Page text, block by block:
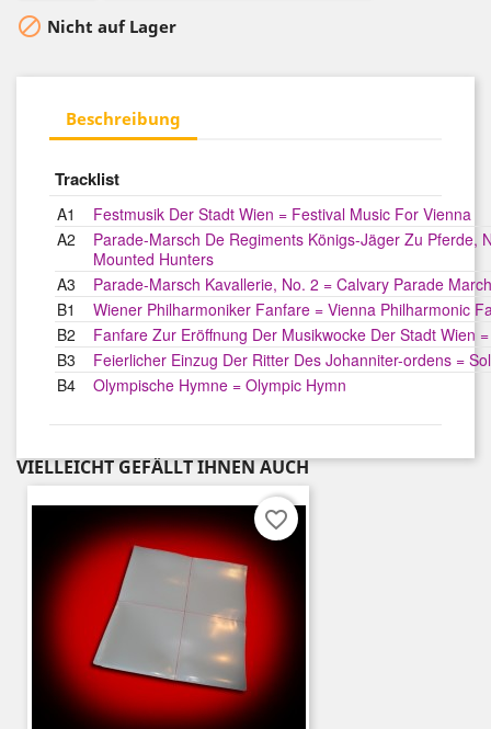
 Nicht auf Lager
Beschreibung
Tracklist
A1
Festmusik Der Stadt Wien = Festival Music For Vienna
A2
Parade-Marsch De Regiments Königs-Jäger Zu
Mounted Hunters
A3
Parade-Marsch Kavallerie, No. 2 = Calvary Parade
B1
Wiener Philharmoniker Fanfare = Vienna Philharmonic
B2
Fanfare Zur Eröffnung Der Musikwocke Der Stadt Wien
B3
Feierlicher Einzug Der Ritter Des Johanniter-ordens =
B4
Olympische Hymne = Olympic Hymn
VIELLEICHT GEFÄLLT IHNEN AUCH
favorite_border